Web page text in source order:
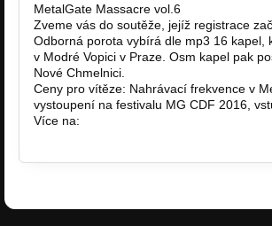
MetalGate Massacre vol.6
Zveme vás do soutěže, jejíž registrace
Odborná porota vybírá dle mp3 16 kapel,
v Modré Vopici v Praze. Osm kapel pak
Nové Chmelnici.
Ceny pro vítěze: Nahrávací frekvence v
vystoupení na festivalu MG CDF 2016,
Více na: